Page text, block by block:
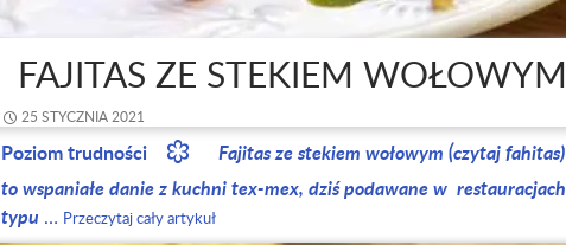
FAJITAS ZE STEKIEM WOŁOWYM
25 STYCZNIA 2021
Poziom trudności
Fajitas ze stekiem wołowym (czytaj fahitas)
to wspaniałe danie z kuchni tex-mex, dziś podawane w restauracjach
typu … Przeczytaj cały artykuł